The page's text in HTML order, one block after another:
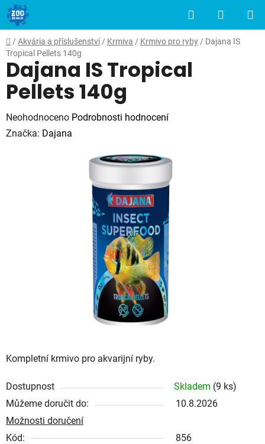
Přejít
na
obsah
Hledat
KOŠÍK
Domů
/ Akvária a příslušenství / Krmiva / Krmivo pro ryby / Dajana IS
Tropical Pellets 140g
Kompletní krmivo pro akvarijní ryby.
Dostupnost Skladem (9 ks)
Můžeme doručit do:
10.8.2026
Možnosti doručení
Kód:
856
Dajana IS Tropical
Pellets 140g
Průměrné
hodnocení
Neohodnoceno Podrobnosti hodnocení
Značka: Dajana